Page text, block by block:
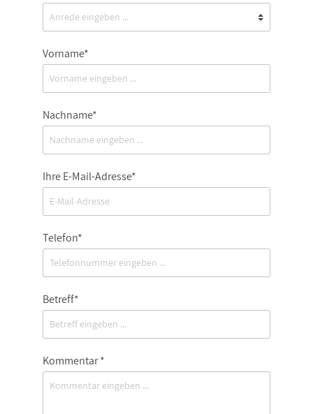
Vorname*
Nachname*
Ihre E-Mail-Adresse*
Telefon*
Betreff*
Kommentar *